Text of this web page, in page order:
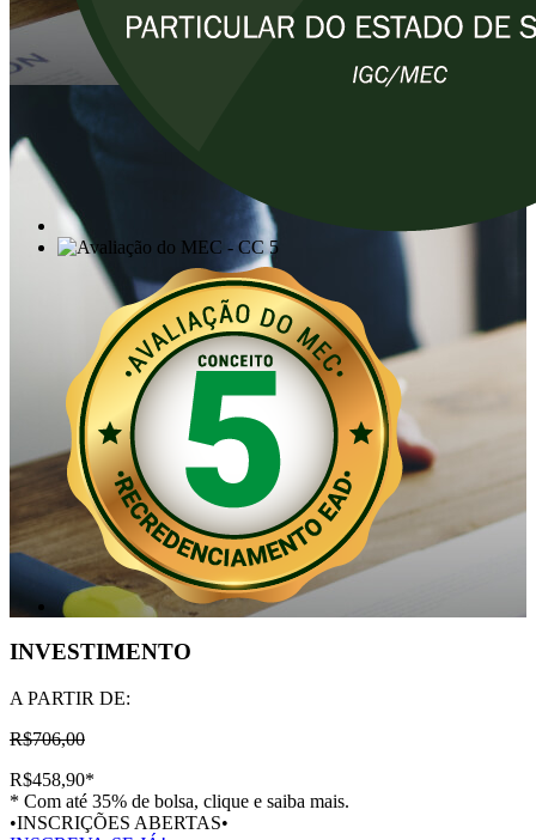
INVESTIMENTO
A PARTIR DE:
R$706,00
R$458,90*
* Com até 35% de bolsa, clique e saiba mais.
•INSCRIÇÕES ABERTAS•